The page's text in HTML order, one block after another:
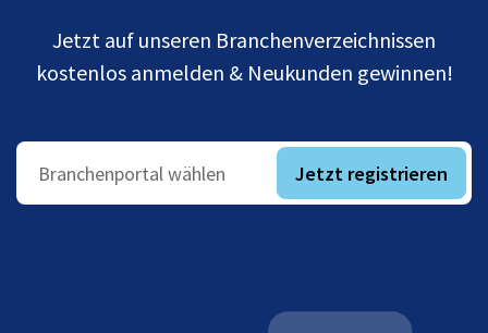
Jetzt auf unseren Branchenverzeichnissen
kostenlos anmelden & Neukunden gewinnen!
Branchenportal wählen Jetzt registrieren